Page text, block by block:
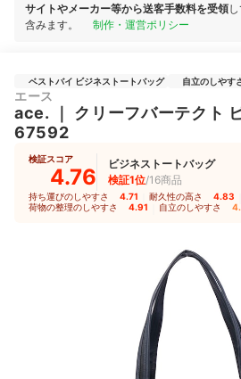
サイトやメーカー等から送客手数料を受領
含みます。
制作・運営ポリシー
ベストバイ ビジネストートバッグ 自立のしやす
エース
ace. クリーフバーテクト
67592
検証スコア
4.76
ビジネストートバッグ
検証1位/16商品
持ち運びのしやすさ 4.71 耐久性の高さ 4.83
荷物の整理のしやすさ 4.91 自立のしやすさ